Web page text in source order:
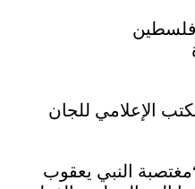
فلسطين
الإعلامي للجان
النبي يعقوب